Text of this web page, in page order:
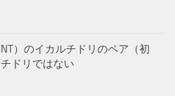
）のイカルチドリのペア（初
ドリではない